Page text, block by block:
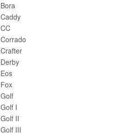
Bora
Caddy
CC
Corrado
Crafter
Derby
Eos
Fox
Golf
Golf I
Golf II
Golf III